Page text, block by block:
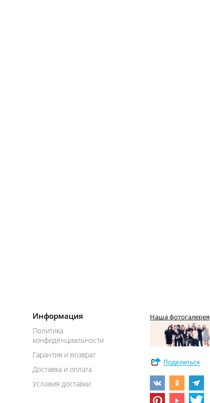
Информация
Политика
конфиденциальности
Гарантия и возврат
Доставка и оплата
Условия доставки
Наша фотогалерея